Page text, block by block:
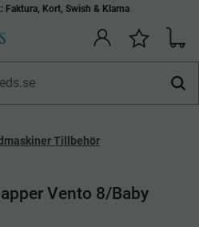
Faktura, Kort, Swish & Klarna
Tillbehör
Vento 8/Baby